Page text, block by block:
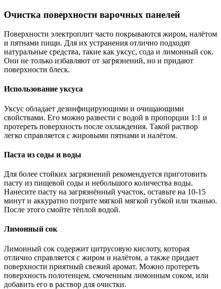
Очистка поверхности варочных панелей
Поверхности электроплит часто покрываются жиром, налётом
и пятнами пищи. Для их устранения отлично подходят
натуральные средства, такие как уксус, сода и лимонный сок.
Они не только избавляют от загрязнений, но и придают
поверхности блеск.
Использование уксуса
Уксус обладает дезинфицирующими и очищающими
свойствами. Его можно развести с водой в пропорции 1:1 и
протереть поверхность после охлаждения. Такой раствор
легко справляется с жировыми пятнами и налётом.
Паста из соды и воды
Для более стойких загрязнений рекомендуется приготовить
пасту из пищевой соды и небольшого количества воды.
Нанесите пасту на загрязнённый участок, оставьте на 10-15
минут и аккуратно потрите мягкой мягкой губкой или тканью.
После этого смойте тёплой водой.
Лимонный сок
Лимонный сок содержит цитрусовую кислоту, которая
отлично справляется с жиром и налётом, а также придает
поверхности приятный свежий аромат. Можно протереть
поверхность полотенцем, смоченным лимонным соком, или
добавить его в раствор для очистки.